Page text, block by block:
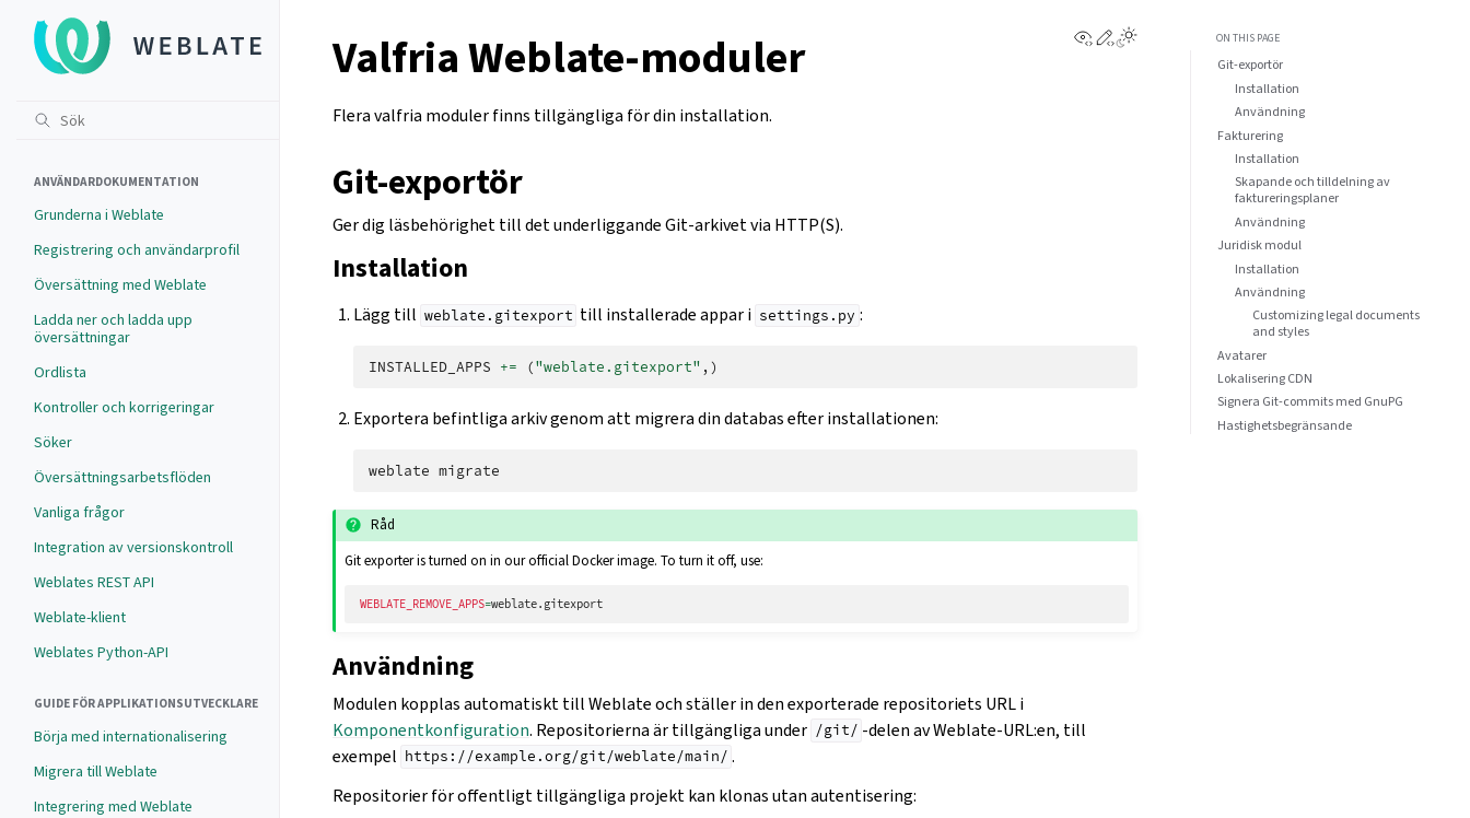
ANVÄNDARDOKUMENTATION
Grunderna i Weblate
Registrering och användarprofil
Översättning med Weblate
Ladda ner och ladda upp
översättningar
Ordlista
Kontroller och korrigeringar
Söker
Översättningsarbetsflöden
Vanliga frågor
Integration av versionskontroll
Weblates REST API
Weblate-klient
Weblates Python-API
GUIDE FÖR APPLIKATIONSUTVECKLARE
Börja med internationalisering
Migrera till Weblate
Integrering med Weblate
View this page
Edit this page
Valfria Weblate-moduler
Flera valfria moduler finns tillgängliga för din installation.
Git-exportör
Ger dig läsbehörighet till det underliggande Git-arkivet via HTTP(S).
Installation
Lägg till weblate.gitexport till installerade appar i settings.py :
INSTALLED_APPS += ("weblate.gitexport" ,)
Exportera befintliga arkiv genom att migrera din databas efter installationen:
weblate
Råd
Git exporter is turned on in our official Docker image. To turn it off, use:
WEBLATE_REMOVE_APPS=
Användning
Modulen kopplas automatiskt till Weblate och ställer in den exporterade repositoriets URL i
Komponentkonfiguration. Repositorierna är tillgängliga under /git/ -delen av Weblate-URL:en, till
exempel https://example.org/git/weblate/main/ .
Repositorier för offentligt tillgängliga projekt kan klonas utan autentisering:
ON THIS PAGE
Git-exportör
Installation
Användning
Fakturering
Installation
Skapande och tilldelning av
faktureringsplaner
Användning
Juridisk modul
Installation
Användning
Customizing legal documents
and styles
Avatarer
Lokalisering CDN
Signera Git-commits med GnuPG
Hastighetsbegränsande